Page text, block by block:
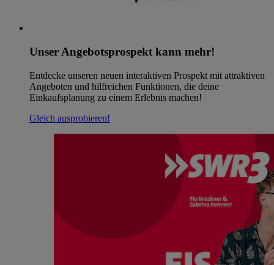
Unser Angebotsprospekt kann mehr!
Entdecke unseren neuen interaktiven Prospekt mit attraktiven
Angeboten und hilfreichen Funktionen, die deine
Einkaufsplanung zu einem Erlebnis machen!
Gleich ausprobieren!